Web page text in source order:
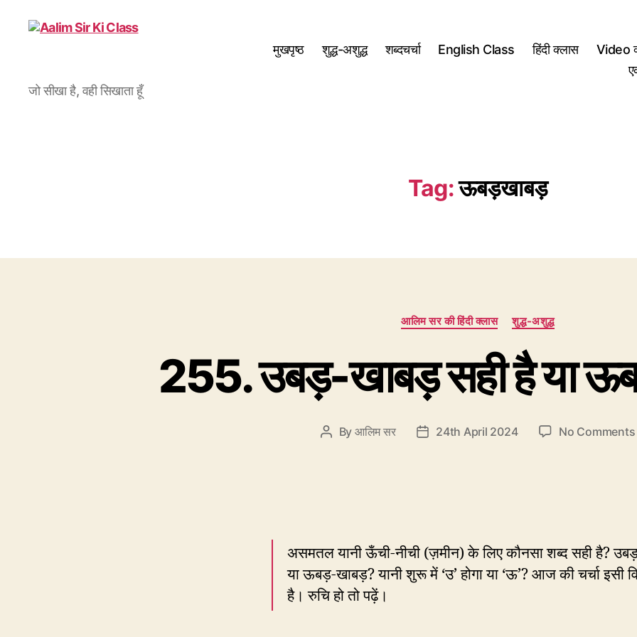
Aalim
Sir
जो सीखा है, वही सिखाता हूँ
मुखपृष्ठ शुद्ध-अशुद्ध शब्दचर्चा English Class हिंदी क्लास Video
Tag:ऊबड़खाबड़
Categories
आलिम सर की हिंदी क्लास शुद्ध-अशुद्ध
255. उबड़-खाबड़ सही है या
Post
By आलिम सर
Post24th April 2024 No Comments
असमतल यानी ऊँची-नीची (ज़मीन) के लिए कौनसा शब्द सही है?
या ऊबड़-खाबड़? यानी शुरू में ‘उ’ होगा या ‘ऊ’? आज की चर्चा इसी
है। रुचि हो तो पढ़ें।